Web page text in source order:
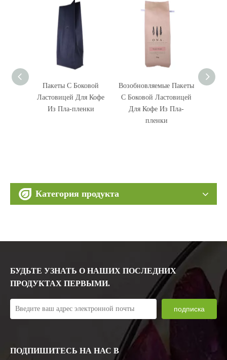
Возобновляемые Пакеты
С Боковой Ластовицей
Для Кофе Из Пла-
Еда С Ziplock
Пластиковыми
Пакетами С Боковой
Ластовицей
Категория продукта
БУДЬТЕ УЗНАТЬ О НАШИХ ПОСЛЕДНИХ
ПРОДУКТАХ ПЕРВЫМИ.
подписка
ПОДПИШИТЕСЬ НА НАС В